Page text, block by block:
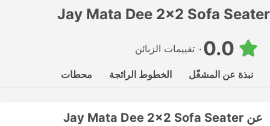
Jay Mata Dee 2x2 Sofa Seater
٠ تقييمات الزبائن
نبذة عن المشغّل الخطوط الرائجة محطات
عن Jay Mata Dee 2x2 Sofa Seater